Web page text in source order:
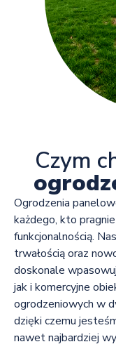
Czym
Ogrodzenia
każdego, kto
funkcjonalnością.
trwałością oraz
doskonale
jak i komercyjne
ogrodzeniowych w
dzięki czemu
nawet najbardziej